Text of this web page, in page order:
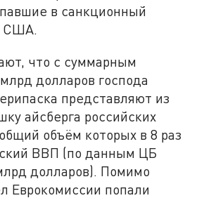
в санкционный
США.
что с суммарным
долларов господа
представляют из
айсберга российских
объём которых в 8 раз
ВВП (по данным ЦБ
долларов). Помимо
Еврокомиссии попали